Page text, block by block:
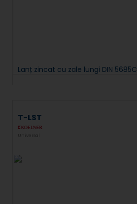
Lanț zincat cu zale lungi DIN 5685C
T-LST
Universal